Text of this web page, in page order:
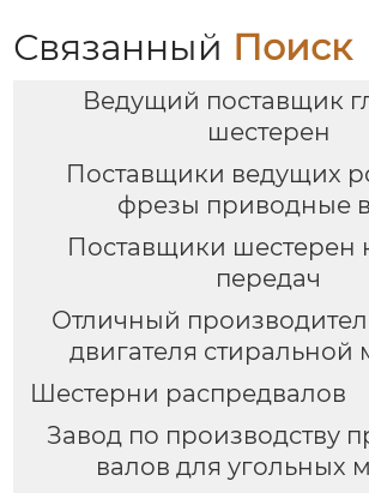
Связанный Поиск
Ведущий поставщик
шестерен
Поставщики ведущих
фрезы приводные
Поставщики шестерен
передач
Отличный
двигателя
Шестерни распредвалов
Завод по производству
валов для угольных